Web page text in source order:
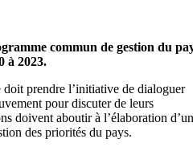
commun de gestion du
à 2023.
prendre l’initiative de dialoguer
pour discuter de leurs
doivent aboutir à l’élaboration
des priorités du pays.